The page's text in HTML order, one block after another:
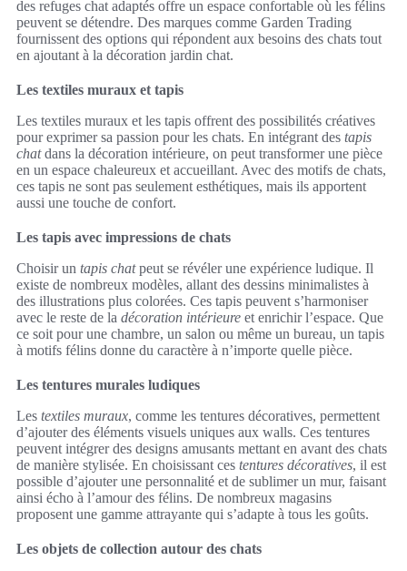
des refuges chat adaptés offre un espace confortable où les félins
peuvent se détendre. Des marques comme Garden Trading
fournissent des options qui répondent aux besoins des chats tout
en ajoutant à la décoration jardin chat.
Les textiles muraux et tapis
Les textiles muraux et les tapis offrent des possibilités créatives
pour exprimer sa passion pour les chats. En intégrant des tapis
chatdans la décoration intérieure, on peut transformer une pièce
en un espace chaleureux et accueillant. Avec des motifs de chats,
ces tapis ne sont pas seulement esthétiques, mais ils apportent
aussi une touche de confort.
Les tapis avec impressions de chats
Choisir un tapis chatpeut se révéler une expérience ludique. Il
existe de nombreux modèles, allant des dessins minimalistes à
des illustrations plus colorées. Ces tapis peuvent s’harmoniser
avec le reste de la décoration intérieure et enrichir l’espace. Que
ce soit pour une chambre, un salon ou même un bureau, un tapis
à motifs félins donne du caractère à n’importe quelle pièce.
Les tentures murales ludiques
Les textiles muraux, comme les tentures décoratives, permettent
d’ajouter des éléments visuels uniques aux walls. Ces tentures
peuvent intégrer des designs amusants mettant en avant des chats
de manière stylisée. En choisissant ces tentures décoratives, il est
possible d’ajouter une personnalité et de sublimer un mur, faisant
ainsi écho à l’amour des félins. De nombreux magasins
proposent une gamme attrayante qui s’adapte à tous les goûts.
Les objets de collection autour des chats